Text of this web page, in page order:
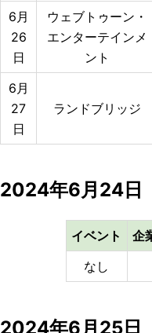
6月
26
日
ウェブトゥーン・
エンターテインメ
ント
6月
27
日
ランドブリッジ
2024年6月24日
イベント 企
なし
2024年6月25日